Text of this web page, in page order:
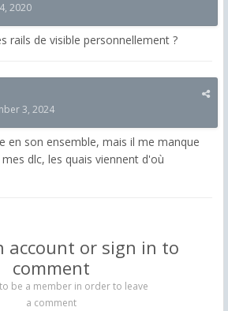
2020
rails de visible personnellement ?
3, 2024
en son ensemble, mais il me manque
dlc, les quais viennent d'où
account or sign in to
comment
be a member in order to leave
a comment